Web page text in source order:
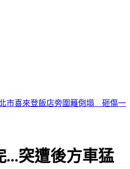
北部風雨開炸 粉專示警：路徑恐
...突遭後方車猛